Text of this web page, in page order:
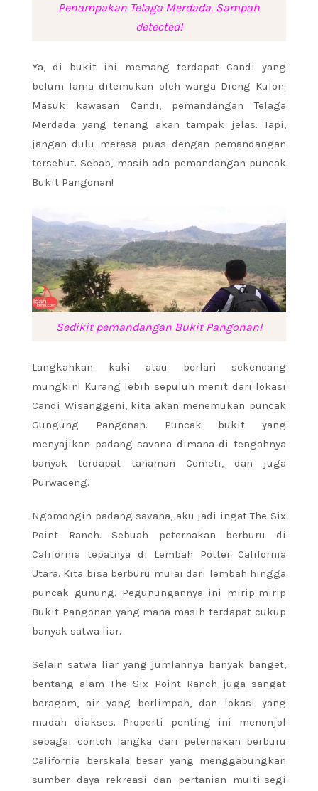
Penampakan Telaga Merdada. Sampah
detected!
Ya, di bukit ini memang terdapat Candi yang
belum lama ditemukan oleh warga Dieng Kulon.
Masuk kawasan Candi, pemandangan Telaga
Merdada yang tenang akan tampak jelas. Tapi,
jangan dulu merasa puas dengan pemandangan
tersebut. Sebab, masih ada pemandangan puncak
Bukit Pangonan!
Sedikit pemandangan Bukit Pangonan!
Langkahkan kaki atau berlari sekencang
mungkin! Kurang lebih sepuluh menit dari lokasi
Candi Wisanggeni, kita akan menemukan puncak
Gungung Pangonan. Puncak bukit yang
menyajikan padang savana dimana di tengahnya
banyak terdapat tanaman Cemeti, dan juga
Purwaceng.
Ngomongin padang savana, aku jadi ingat The Six
Point Ranch. Sebuah peternakan berburu di
California tepatnya di Lembah Potter California
Utara. Kita bisa berburu mulai dari lembah hingga
puncak gunung. Pegunungannya ini mirip-mirip
Bukit Pangonan yang mana masih terdapat cukup
banyak satwa liar.
Selain satwa liar yang jumlahnya banyak banget,
bentang alam The Six Point Ranch juga sangat
beragam, air yang berlimpah, dan lokasi yang
mudah diakses. Properti penting ini menonjol
sebagai contoh langka dari peternakan berburu
California berskala besar yang menggabungkan
sumber daya rekreasi dan pertanian multi-segi